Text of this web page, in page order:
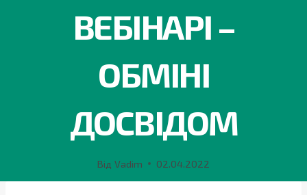
ВЕБІНАРІ –
ОБМІНІ
ДОСВІДОМ
Від Vadim 02.04.2022